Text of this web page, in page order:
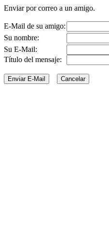
Enviar por correo a un amigo.
E-Mail de su amigo:
Su nombre:
Su E-Mail:
Título del mensaje: